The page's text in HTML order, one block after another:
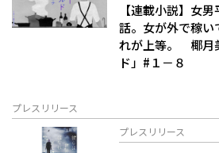
【連載小説】女
話。女が外で稼い
れが上等。 椰月
ド」#１－８
プレスリリース
プレスリリース